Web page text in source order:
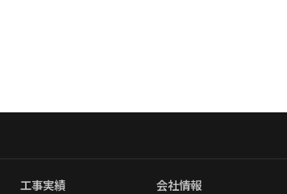
工事実績
会社情報